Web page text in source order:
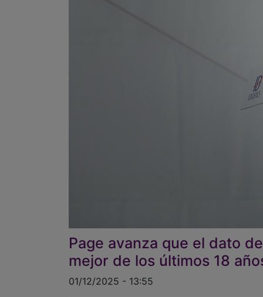
Page avanza que el dato
mejor de los últimos 18
01/12/2025 - 13:55